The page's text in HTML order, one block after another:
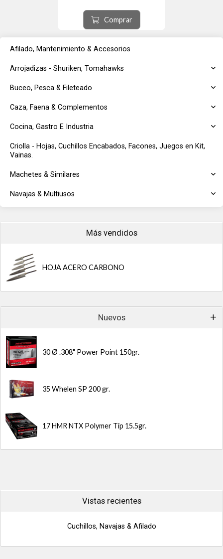
Afilado, Mantenimiento & Accesorios
Arrojadizas - Shuriken, Tomahawks
Buceo, Pesca & Fileteado
Caza, Faena & Complementos
Cocina, Gastro E Industria
Criolla - Hojas, Cuchillos Encabados, Facones, Juegos en Kit,
Vainas.
Machetes & Similares
Navajas & Multiusos
Más vendidos
HOJA ACERO CARBONO
Nuevos
30 Ø .308" Power Point 150gr.
35 Whelen SP 200 gr.
17 HMR NTX Polymer Tip 15.5gr.
vaqueta. Un regalo muy especial. El
asta de ciervo corresponde a
Ciervo Colora...
Comprar
Vistas recientes
Cuchillos, Navajas & Afilado